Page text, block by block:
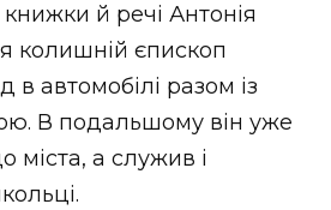
й речі Антонія
колишній єпископ
в автомобілі разом із
В подальшому він уже
міста, а служив і